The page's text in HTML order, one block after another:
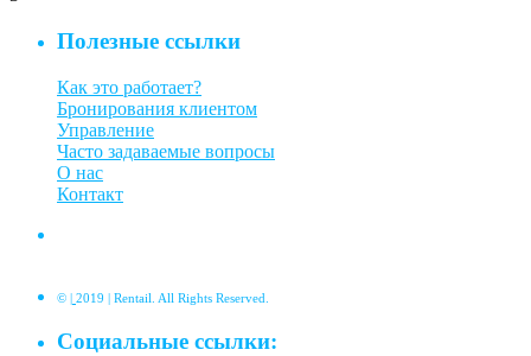
Полезные ссылки
Как это работает?
Бронирования клиентом
Управление
Часто задаваемые вопросы
О нас
Контакт
© 2019 | Rentail. All Rights Reserved.
Социальные ссылки: